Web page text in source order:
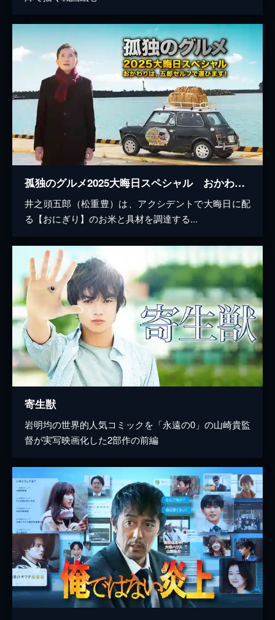
孤独のグルメ2025大晦日スペシャル おかわりは、五郎セルフで運びます！
井之頭五郎（松重豊）は、アクシデントで大晦日に配
る【おにぎり】のお米と具材を調達する...
寄生獣
岩明均の世界的人気コミックを「永遠の0」の山崎貴監
督が実写映画化した2部作の前編